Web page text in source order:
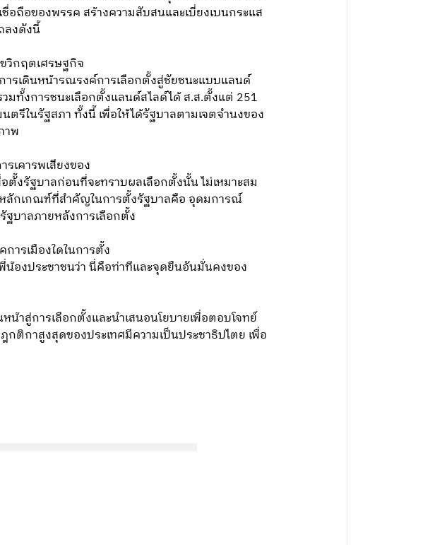
อถือของพรรค สร้างความสับสนและเบี่ยงเบนกระแส
ลงดังนี้
วิกฤตเศรษฐกิจ
ารเดินหน้ารณรงค์การเลือกตั้งสู่ชัยชนะแบบแลนด์
มทั้งการชนะเลือกตั้งแลนด์สไลด์ได้ ส.ส.ตั้งแต่ 251
ตรีในรัฐสภา ทั้งนี้ เพื่อให้ได้รัฐบาลตามเจตจำนงของ
าพ
เคารพเสียงของ
ตั้งรัฐบาลก่อนที่จะทราบผลเลือกตั้งนั้น ไม่เหมาะสม
ลักเกณฑ์ที่สำคัญในการตั้งรัฐบาลคือ อุดมการณ์
บาลภายหลังการเลือกตั้ง
ารเมืองใดในการตั้ง
น้องประชาชนว่า นี่คือท่าทีและจุดยืนอันมั่นคงของ
าสู่การเลือกตั้งและนำเสนอนโยบายเพื่อตอบโจทย์
ติกาสูงสุดของประเทศมีความเป็นประชาธิปไตย เพื่อ